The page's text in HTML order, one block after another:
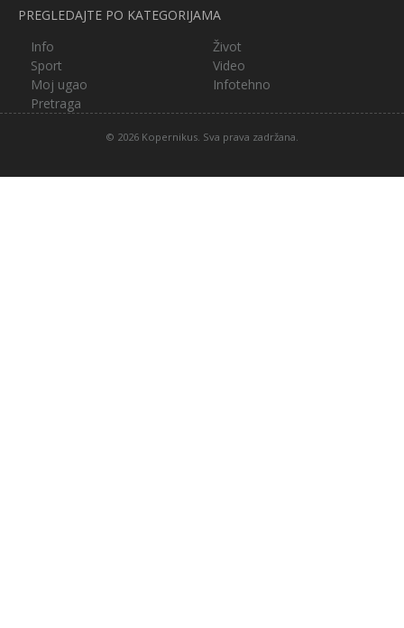
PREGLEDAJTE PO KATEGORIJAMA
Info
Život
Sport
Video
Moj ugao
Infotehno
Pretraga
© 2026 Kopernikus. Sva prava zadržana.